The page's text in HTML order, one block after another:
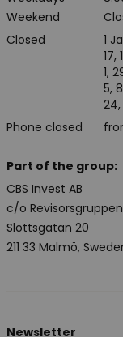
Weekend
Closed
Phone closed
1
17,
1,
5,
Part of the group:
CBS Invest AB
c/o Revisorsgruppen
Slottsgatan 20
211 33 Malmö,
Newsletter